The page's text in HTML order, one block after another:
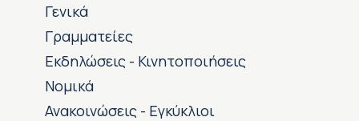
Γενικά
Γραμματείες
Εκδηλώσεις - Κινητοποιήσεις
Νομικά
Ανακοινώσεις - Εγκύκλιοι